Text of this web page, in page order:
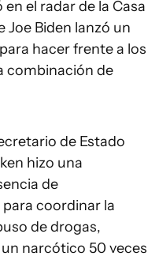
el radar de la Casa
Joe Biden lanzó un
hacer frente a los
combinación de
de Estado
hizo una
de
coordinar la
de drogas,
narcótico 50 veces